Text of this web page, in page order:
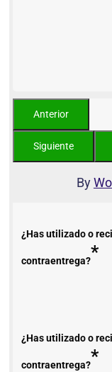
By
¿Has utilizado o
contraentrega?*
¿Has utilizado o
contraentrega?*